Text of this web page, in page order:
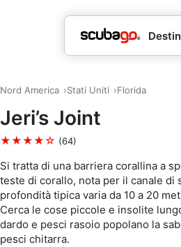
Nord America Stati Uniti Florida
Jeri’s Joint
★★★★☆ (64)
Si tratta di una barriera corallina a
teste di corallo, nota per il canale di
profondità tipica varia da 10 a 20
Cerca le cose piccole e insolite
dardo e pesci rasoio popolano la
pesci chitarra.